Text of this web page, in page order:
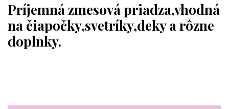
Príjemná zmesová priadza,vhodná
na čiapočky,svetríky,deky a rôzne
doplnky.